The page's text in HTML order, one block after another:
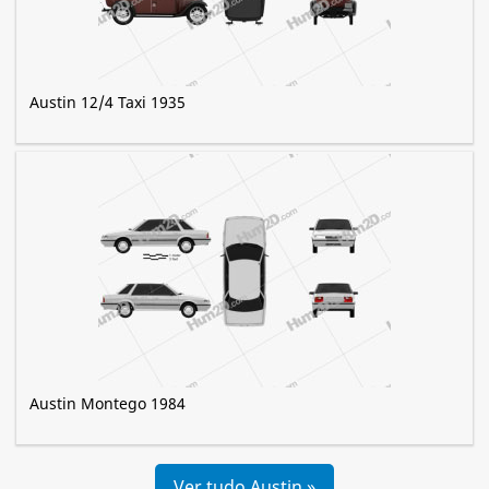
Austin 12/4 Taxi 1935
Austin Montego 1984